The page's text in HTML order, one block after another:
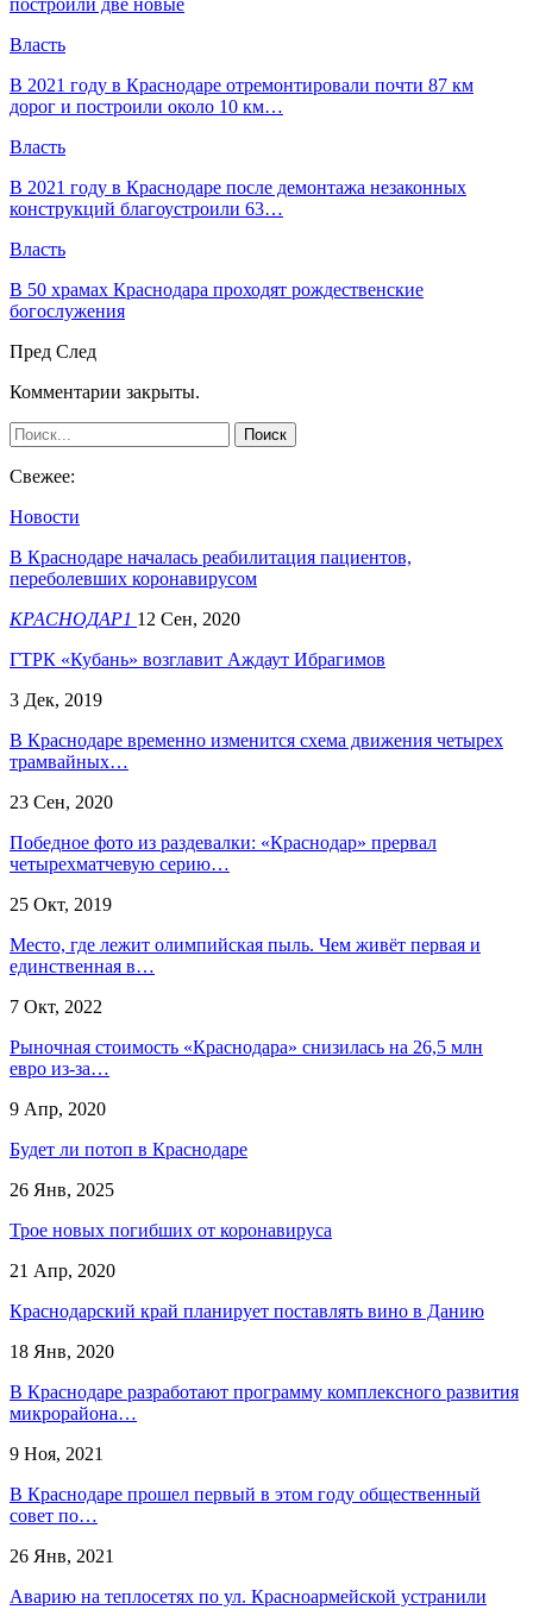
Власть
В 2021 году в Краснодаре отремонтировали почти 87 км
дорог и построили около 10 км…
Власть
В 2021 году в Краснодаре после демонтажа незаконных
конструкций благоустроили 63…
Власть
В 50 храмах Краснодара проходят рождественские
богослужения
Пред След
Комментарии закрыты.
Свежее:
Новости
В Краснодаре началась реабилитация пациентов,
переболевших коронавирусом
КРАСНОДАР1 12 Сен, 2020
ГТРК «Кубань» возглавит Аждаут Ибрагимов
3 Дек, 2019
В Краснодаре временно изменится схема движения четырех
трамвайных…
23 Сен, 2020
Победное фото из раздевалки: «Краснодар» прервал
четырехматчевую серию…
25 Окт, 2019
Место, где лежит олимпийская пыль. Чем живёт первая и
единственная в…
7 Окт, 2022
Рыночная стоимость «Краснодара» снизилась на 26,5 млн
евро из-за…
9 Апр, 2020
Будет ли потоп в Краснодаре
26 Янв, 2025
Трое новых погибших от коронавируса
21 Апр, 2020
Краснодарский край планирует поставлять вино в Данию
18 Янв, 2020
В Краснодаре разработают программу комплексного развития
микрорайона…
9 Ноя, 2021
В Краснодаре прошел первый в этом году общественный
совет по…
26 Янв, 2021
Аварию на теплосетях по ул. Красноармейской устранили